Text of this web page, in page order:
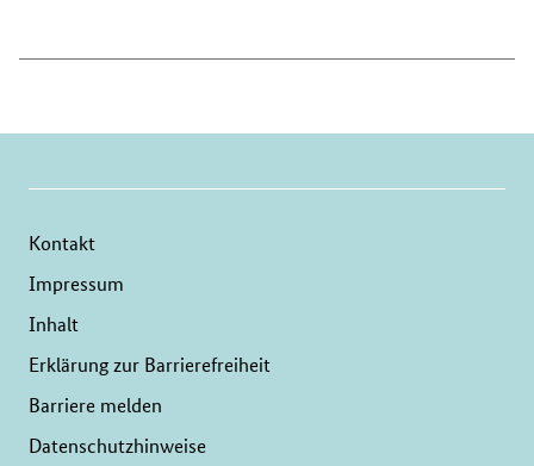
Kontakt
Impressum
Inhalt
Erklärung zur Barrierefreiheit
Barriere melden
Datenschutzhinweise